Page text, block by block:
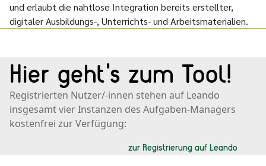
und erlaubt die nahtlose Integration bereits erstellter,
digitaler Ausbildungs-, Unterrichts- und Arbeitsmaterialien.
Hier geht's zum Tool!
Registrierten Nutzer/-innen stehen auf Leando
insgesamt vier Instanzen des Aufgaben-Managers
kostenfrei zur Verfügung:
zur Registrierung auf Leando